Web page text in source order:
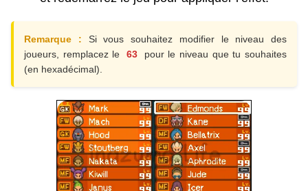
Remarque : Si vous souhaitez modifier le niveau des
joueurs, remplacez le
63
pour le niveau que tu souhaites
(en hexadécimal).